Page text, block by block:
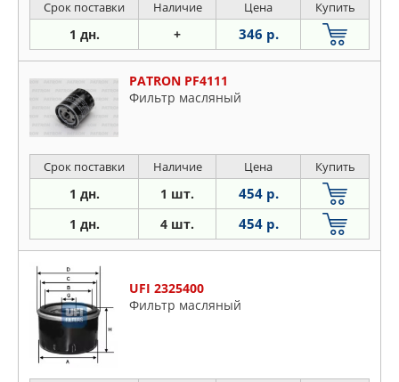
Срок поставки Наличие Цена Купить
1 дн. + 346 р.
PATRON PF4111
Фильтр масляный
Срок поставки Наличие Цена Купить
1 дн. 1 шт. 454 р.
1 дн. 4 шт. 454 р.
UFI 2325400
Фильтр масляный